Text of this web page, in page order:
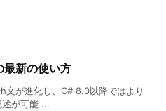
新の使い方
文が進化し、C# 8.0以降ではより
が可能 ...